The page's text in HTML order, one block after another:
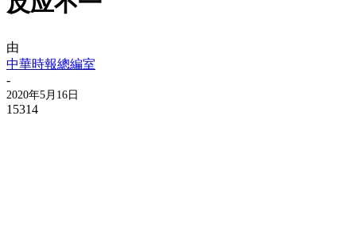
由
中華時報總編室
-
2020年5月16日
15314